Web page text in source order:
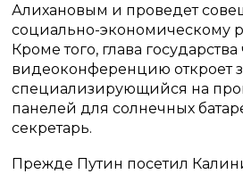
Алихановым и проведет
социально-экономическому
Кроме того, глава государства
видеоконференцию откроет
специализирующийся на
панелей для солнечных
секретарь.
Прежде Путин посетил